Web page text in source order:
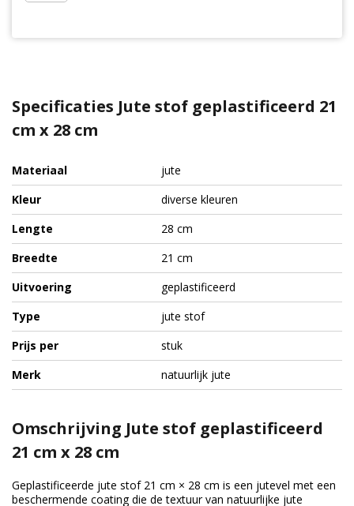
Specificaties Jute stof geplastificeerd 21
cm x 28 cm
Materiaal
jute
Kleur
diverse kleuren
Lengte
28 cm
Breedte
21 cm
Uitvoering
geplastificeerd
Type
jute stof
Prijs per
stuk
Merk
natuurlijk jute
Omschrijving Jute stof geplastificeerd
21 cm x 28 cm
Geplastificeerde jute stof 21 cm × 28 cm is een jutevel met een
beschermende coating die de textuur van natuurlijke jute